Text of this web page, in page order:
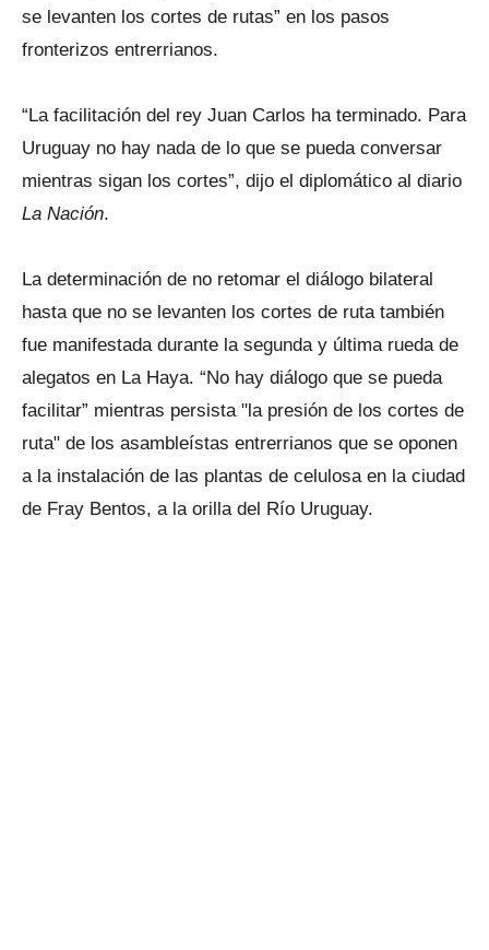
se levanten los cortes de rutas” en los pasos
fronterizos entrerrianos.
“La facilitación del rey Juan Carlos ha terminado. Para
Uruguay no hay nada de lo que se pueda conversar
mientras sigan los cortes”, dijo el diplomático al diario
La Nación.
La determinación de no retomar el diálogo bilateral
hasta que no se levanten los cortes de ruta también
fue manifestada durante la segunda y última rueda de
alegatos en La Haya. “No hay diálogo que se pueda
facilitar” mientras persista "la presión de los cortes de
ruta" de los asambleístas entrerrianos que se oponen
a la instalación de las plantas de celulosa en la ciudad
de Fray Bentos, a la orilla del Río Uruguay.